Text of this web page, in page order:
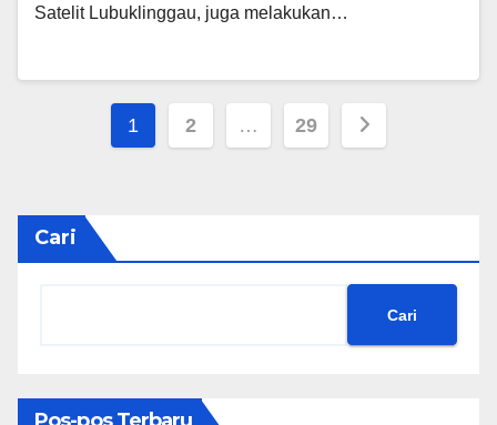
Satelit Lubuklinggau, juga melakukan…
Paginasi
1 2 … 29
Cari
Cari